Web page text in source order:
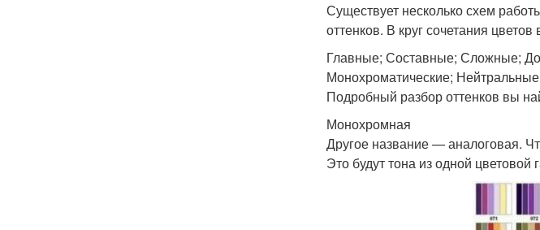
Существует несколько схем
оттенков. В круг сочетания
Главные; Составные; Сложные;
Монохроматические;
Подробный разбор оттенков вы
Монохромная
Другое название — аналоговая.
Это будут тона из одной